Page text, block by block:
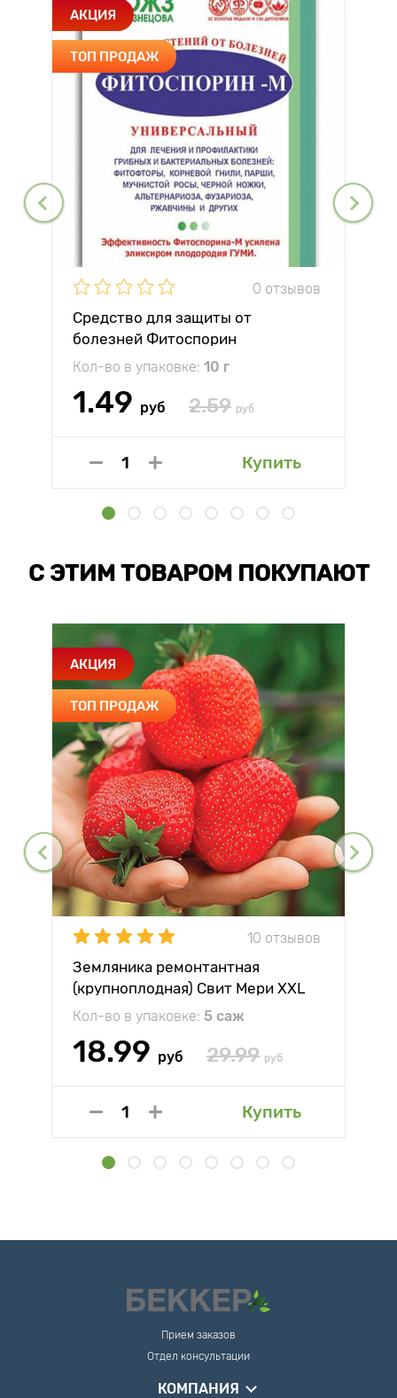
АКЦИЯ
ТОП ПРОДАЖ
0 отзывов
Средство для защиты от
болезней Фитоспорин
Кол-во в упаковке: 10 г
1.49 руб 2.59 руб
Купить
С ЭТИМ ТОВАРОМ ПОКУПАЮТ
АКЦИЯ
ТОП ПРОДАЖ
10 отзывов
Земляника ремонтантная
(крупноплодная) Свит Мери XXL
Кол-во в упаковке: 5 саж
18.99 руб 29.99 руб
Купить
Прием заказов
Отдел консультации
КОМПАНИЯ